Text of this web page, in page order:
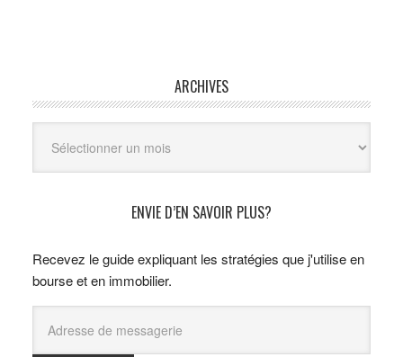
ARCHIVES
ENVIE D’EN SAVOIR PLUS?
Recevez le guide expliquant les stratégies que j'utilise en
bourse et en immobilier.